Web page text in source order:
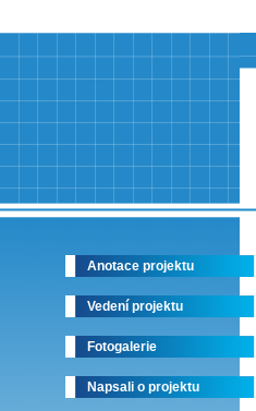
Anotace projektu
Vedení projektu
Fotogalerie
Napsali o projektu